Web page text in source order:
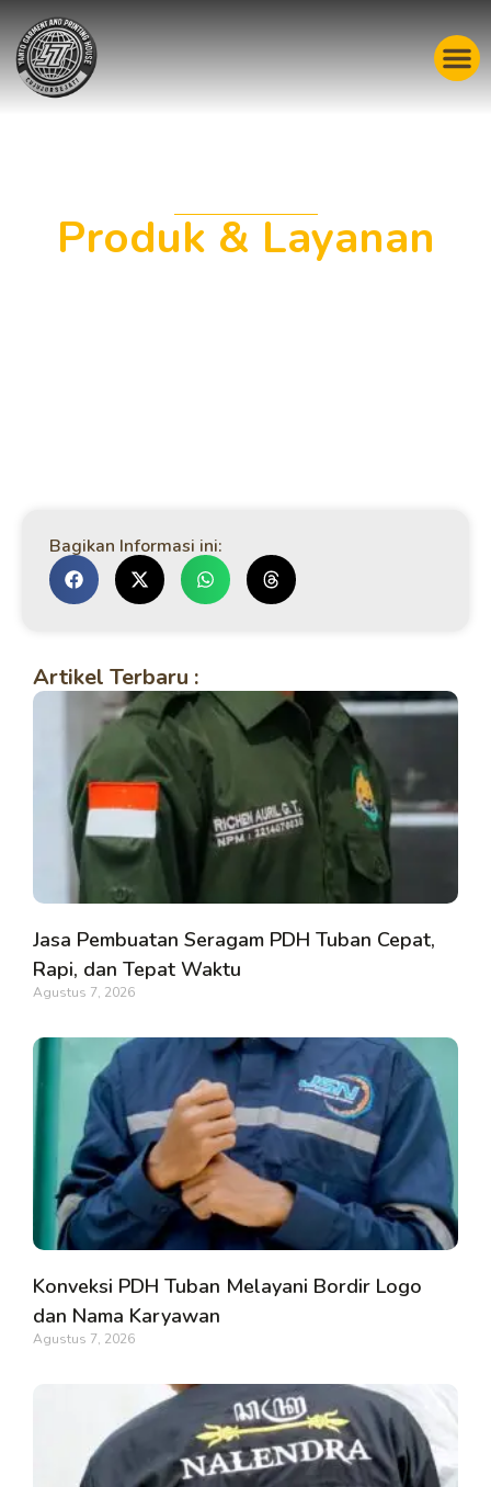
Produk & Layanan
Bagikan Informasi ini:
Artikel Terbaru :
Jasa Pembuatan Seragam PDH Tuban Cepat,
Rapi, dan Tepat Waktu
Agustus 7, 2026
Konveksi PDH Tuban Melayani Bordir Logo
dan Nama Karyawan
Agustus 7, 2026